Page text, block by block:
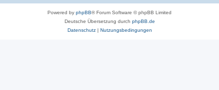
Powered by phpBB® Forum Software © phpBB Limited
Deutsche Übersetzung durch phpBB.de
Datenschutz| Nutzungsbedingungen